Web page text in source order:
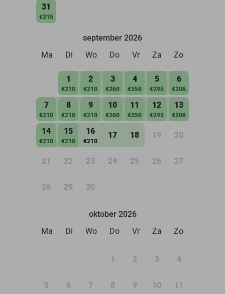
31
€315
september 2026
Ma
Di Wo Do Vr Za Zo
1
€210
2
€210
3
€260
4
€350
5
€295
6
€206
7
€210
8
€210
9
€210
10
€260
11
€350
12
€295
13
€206
14
€210
15
€210
16
€210
17 18 19 20
21 22 23 24 25 26 27
28 29 30
oktober 2026
Ma
Di Wo Do Vr Za Zo
1 2 3 4
5 6 7 8 9 10 11